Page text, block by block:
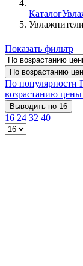
Каталог
Показать фильтр
По возрастанию
По популярности
возрастанию цены
Выводить по 16
16 24 32 40